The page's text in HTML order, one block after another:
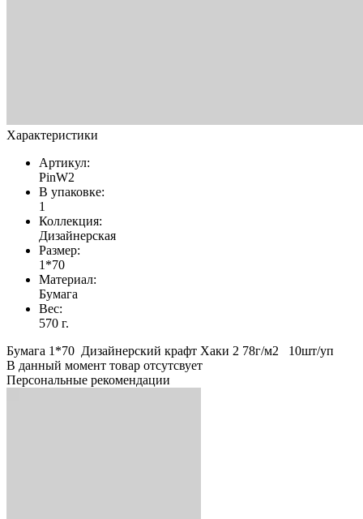
Характеристики
Артикул:
PinW2
В упаковке:
1
Коллекция:
Дизайнерская
Размер:
1*70
Материал:
Бумага
Вес:
570 г.
Бумага 1*70 Дизайнерский крафт Хаки 2 78г/м2 10шт/уп
В данный момент товар отсутсвует
Персональные рекомендации